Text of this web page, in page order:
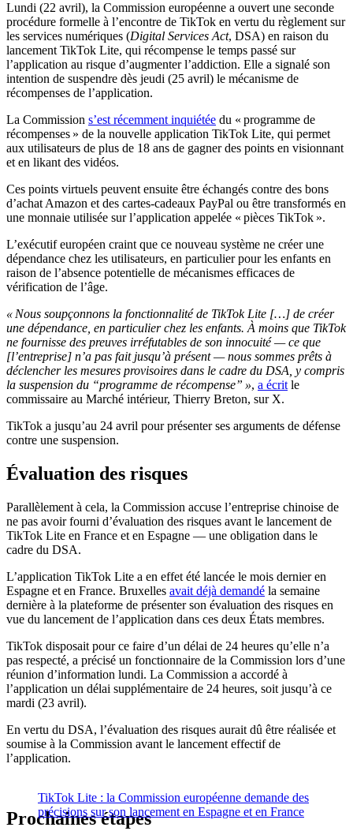
Lundi (22 avril), la Commission européenne a ouvert une seconde
procédure formelle à l’encontre de TikTok en vertu du règlement sur
les services numériques (Digital Services Act, DSA) en raison du
lancement TikTok Lite, qui récompense le temps passé sur
l’application au risque d’augmenter l’addiction. Elle a signalé son
intention de suspendre dès jeudi (25 avril) le mécanisme de
récompenses de l’application.
La Commission s’est récemment inquiétée du « programme de
récompenses » de la nouvelle application TikTok Lite, qui permet
aux utilisateurs de plus de 18 ans de gagner des points en visionnant
et en likant des vidéos.
Ces points virtuels peuvent ensuite être échangés contre des bons
d’achat Amazon et des cartes-cadeaux PayPal ou être transformés en
une monnaie utilisée sur l’application appelée « pièces TikTok ».
L’exécutif européen craint que ce nouveau système ne créer une
dépendance chez les utilisateurs, en particulier pour les enfants en
raison de l’absence potentielle de mécanismes efficaces de
vérification de l’âge.
« Nous soupçonnons la fonctionnalité de TikTok Lite […] de créer
une dépendance, en particulier chez les enfants. À moins que TikTok
ne fournisse des preuves irréfutables de son innocuité — ce que
[l’entreprise] n’a pas fait jusqu’à présent — nous sommes prêts à
déclencher les mesures provisoires dans le cadre du DSA, y compris
la suspension du “programme de récompense” », a écrit le
commissaire au Marché intérieur, Thierry Breton, sur X.
TikTok a jusqu’au 24 avril pour présenter ses arguments de défense
contre une suspension.
Évaluation des risques
Parallèlement à cela, la Commission accuse l’entreprise chinoise de
ne pas avoir fourni d’évaluation des risques avant le lancement de
TikTok Lite en France et en Espagne — une obligation dans le
cadre du DSA.
L’application TikTok Lite a en effet été lancée le mois dernier en
Espagne et en France. Bruxelles avait déjà demandé la semaine
dernière à la plateforme de présenter son évaluation des risques en
vue du lancement de l’application dans ces deux États membres.
TikTok disposait pour ce faire d’un délai de 24 heures qu’elle n’a
pas respecté, a précisé un fonctionnaire de la Commission lors d’une
réunion d’information lundi. La Commission a accordé à
l’application un délai supplémentaire de 24 heures, soit jusqu’à ce
mardi (23 avril).
En vertu du DSA, l’évaluation des risques aurait dû être réalisée et
soumise à la Commission avant le lancement effectif de
l’application.
TikTok Lite : la Commission européenne demande des
précisions sur son lancement en Espagne et en France
Prochaines étapes